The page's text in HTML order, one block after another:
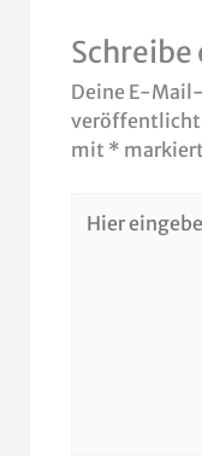
Deine E-
mit * markiert
eingeben…